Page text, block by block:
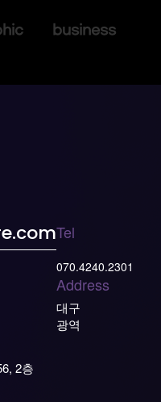
business
Tel
070.4240.2301
Address
대구
광역
2층